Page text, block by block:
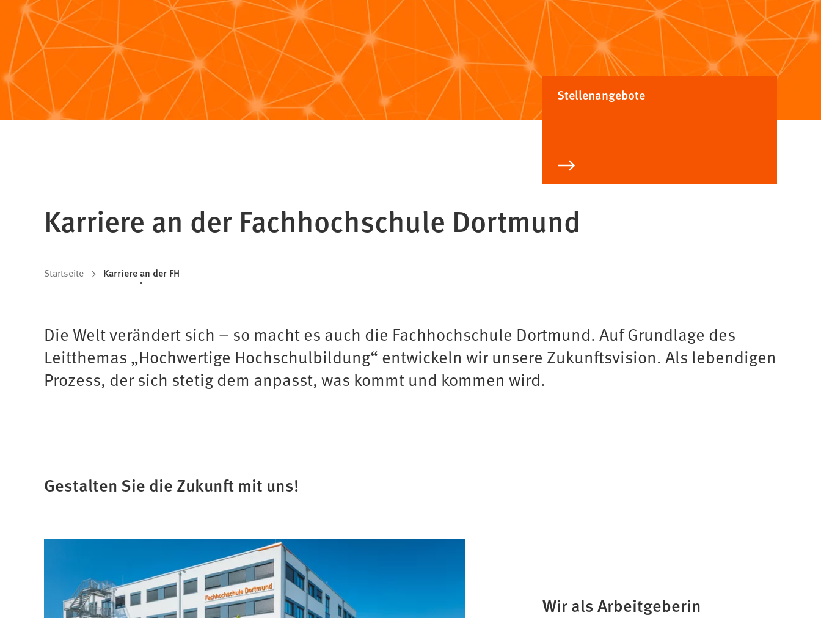
Stellenangebote
Karriere an der Fachhochschule Dortmund
sich
hier:
Startseite Karriere an der FH
Die Welt verändert sich – so macht es auch die Fachhochschule Dortmund. Auf Grundlage des
Leitthemas „Hochwertige Hochschulbildung“ entwickeln wir unsere Zukunftsvision. Als lebendigen
Prozess, der sich stetig dem anpasst, was kommt und kommen wird.
Gestalten Sie die Zukunft mit uns!
Wir als Arbeitgeberin